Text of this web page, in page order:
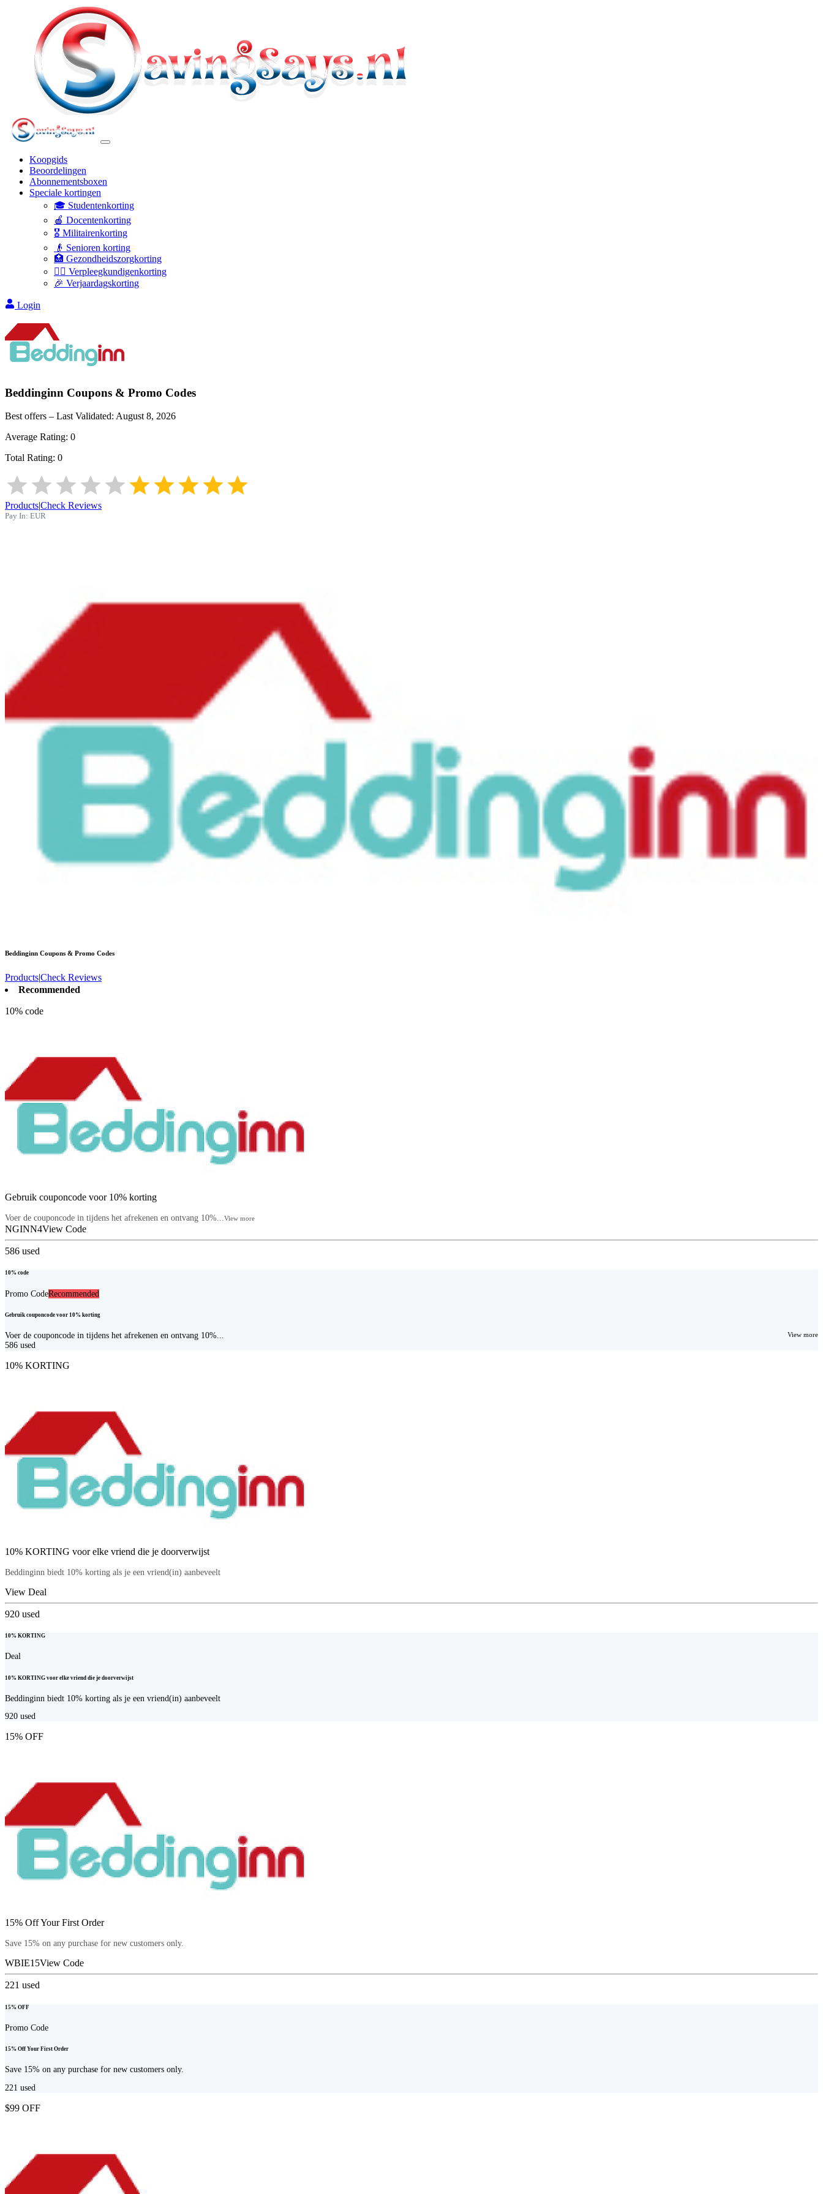
Koopgids
Beoordelingen
Abonnementsboxen
Speciale kortingen
🎓 Studentenkorting
🍎 Docentenkorting
🎖️ Militairenkorting
👴 Senioren korting
🏥 Gezondheidszorgkorting
👩‍⚕️ Verpleegkundigenkorting
🎉 Verjaardagskorting
Login
Beddinginn Coupons & Promo Codes
Best offers – Last Validated: August 8, 2026
Average Rating: 0
Total Rating: 0
Products|Check Reviews
Pay In: EUR
Beddinginn Coupons & Promo Codes
Products|Check Reviews
Recommended
10% code
Gebruik couponcode voor 10% korting
Voer de couponcode in tijdens het afrekenen en ontvang 10%...View more
NGINN4View Code
586 used
10% code
Promo CodeRecommended
Gebruik couponcode voor 10% korting
Voer de couponcode in tijdens het afrekenen en ontvang 10%... View more
586 used
10% KORTING
10% KORTING voor elke vriend die je doorverwijst
Beddinginn biedt 10% korting als je een vriend(in) aanbeveelt
View Deal
920 used
10% KORTING
Deal
10% KORTING voor elke vriend die je doorverwijst
Beddinginn biedt 10% korting als je een vriend(in) aanbeveelt
920 used
15% OFF
15% Off Your First Order
Save 15% on any purchase for new customers only.
WBIE15View Code
221 used
15% OFF
Promo Code
15% Off Your First Order
Save 15% on any purchase for new customers only.
221 used
$99 OFF